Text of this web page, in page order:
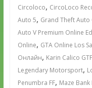
Circoloco, CircoLoco
Auto 5, Grand Theft Auto
Auto V Premium Online
Online, GTA Online Los
Онлайн, Karin Calico GTF
Legendary Motorsport,
Penumbra FF, Maze